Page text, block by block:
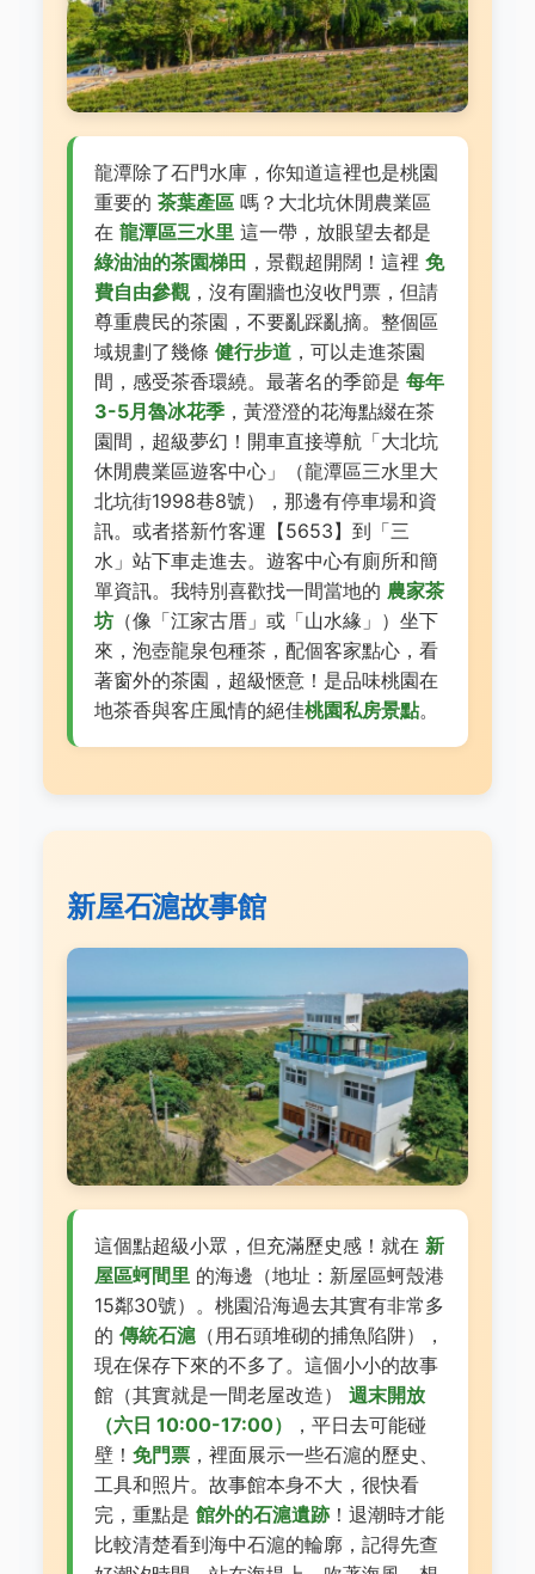
龍潭除了石門水庫，你知道這裡也是桃園
重要的 茶葉產區 嗎？大北坑休閒農業區
在 龍潭區三水里 這一帶，放眼望去都是
綠油油的茶園梯田 ，景觀超開闊！這裡 免
費自由參觀，沒有圍牆也沒收門票，但請
尊重農民的茶園，不要亂踩亂摘。整個區
域規劃了幾條 健行步道 ，可以走進茶園
間，感受茶香環繞。最著名的季節是 每年
3-5月魯冰花季 ，黃澄澄的花海點綴在茶
園間，超級夢幻！開車直接導航「大北坑
休閒農業區遊客中心」（龍潭區三水里大
北坑街1998巷8號），那邊有停車場和資
訊。或者搭新竹客運【5653】到「三
水」站下車走進去。遊客中心有廁所和簡
單資訊。我特別喜歡找一間當地的 農家茶
坊 （像「江家古厝」或「山水緣」）坐下
來，泡壺龍泉包種茶，配個客家點心，看
著窗外的茶園，超級愜意！是品味桃園在
地茶香與客庄風情的絕佳桃園私房景點。
新屋石滬故事館
這個點超級小眾，但充滿歷史感！就在 新
屋區蚵間里 的海邊（地址：新屋區蚵殼港
15鄰30號）。桃園沿海過去其實有非常多
的 傳統石滬 （用石頭堆砌的捕魚陷阱），
現在保存下來的不多了。這個小小的故事
館（其實就是一間老屋改造） 週末開放
（六日 10:00-17:00）
，平日去可能碰
壁！ 免門票 ，裡面展示一些石滬的歷史、
工具和照片。故事館本身不大，很快看
完，重點是 館外的石滬遺跡！退潮時才能
比較清楚看到海中石滬的輪廓，記得先查